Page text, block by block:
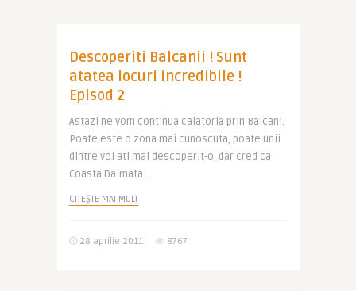
Descoperiti Balcanii ! Sunt
atatea locuri incredibile !
Episod 2
Astazi ne vom continua calatoria prin Balcani.
Poate este o zona mai cunoscuta, poate unii
dintre voi ati mai descoperit-o, dar cred ca
Coasta Dalmata ..
CITEȘTE MAI MULT
28 aprilie 2011 8767